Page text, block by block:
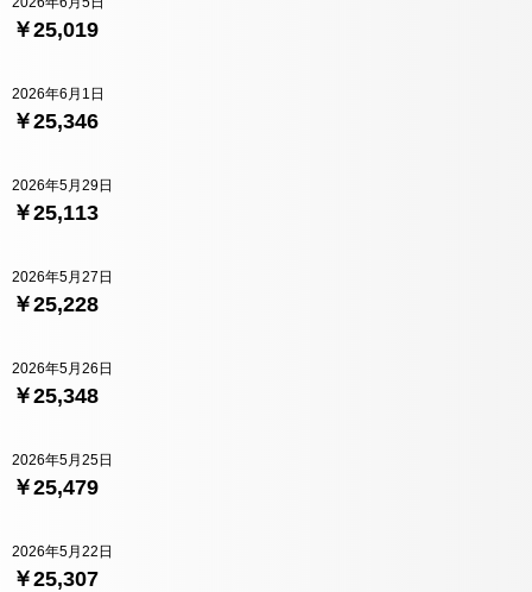
￥25,019
￥25,346
2026年6月1日
￥25,113
2026年5月29日
￥25,228
2026年5月27日
￥25,348
2026年5月26日
￥25,479
2026年5月25日
￥25,307
2026年5月22日